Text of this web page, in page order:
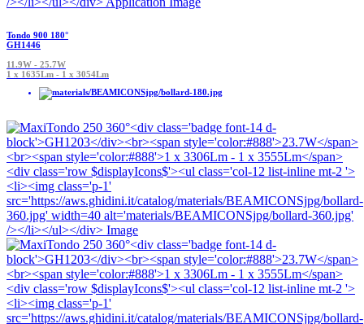
Tondo 900 180°
GH1446
11.9W - 25.7W
1 x 1635Lm - 1 x 3054Lm